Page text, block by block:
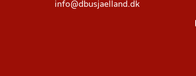
info@dbusjaelland.dk